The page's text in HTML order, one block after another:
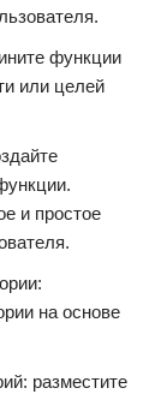
функции
или целей
и простое
на основе
разместите